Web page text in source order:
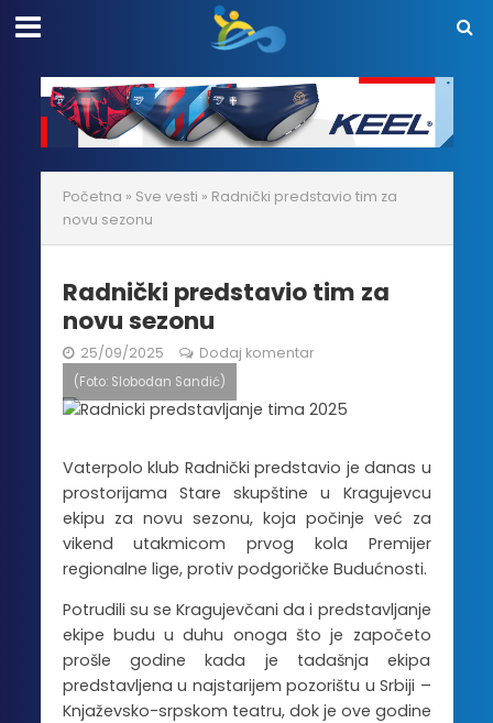
Početna » Sve vesti » Radnički predstavio tim za
novu sezonu
Radnički predstavio tim za
novu sezonu
25/09/2025 Dodaj komentar
(Foto: Slobodan Sandić)
Vaterpolo klub Radnički predstavio je danas u
prostorijama Stare skupštine u Kragujevcu
ekipu za novu sezonu, koja počinje već za
vikend utakmicom prvog kola Premijer
regionalne lige, protiv podgoričke Budućnosti.
Potrudili su se Kragujevčani da i predstavljanje
ekipe budu u duhu onoga što je započeto
prošle godine kada je tadašnja ekipa
predstavljena u najstarijem pozorištu u Srbiji –
Knjaževsko-srpskom teatru, dok je ove godine